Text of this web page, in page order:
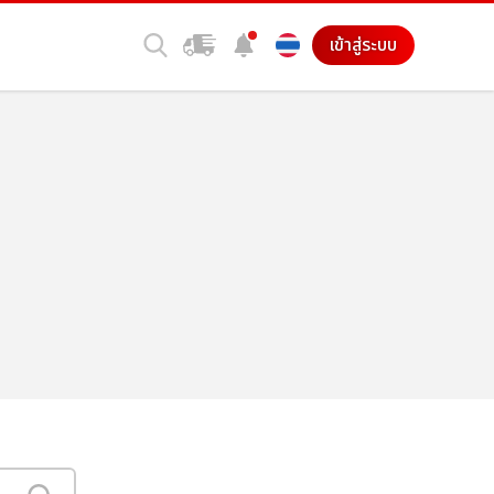
เข้าสู่ระบบ